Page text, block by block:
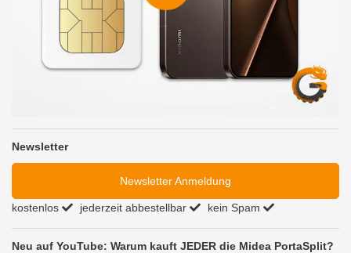
Newsletter
Newsletter Anmeldung
kostenlos jederzeit abbestellbar kein Spam
Neu auf YouTube: Warum kauft JEDER die Midea PortaSplit?